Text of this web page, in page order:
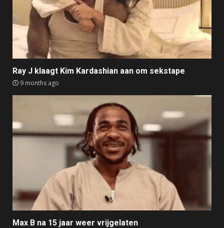
Ray J klaagt Kim Kardashian aan om sekstape
9 months ago
Max B na 15 jaar weer vrijgelaten